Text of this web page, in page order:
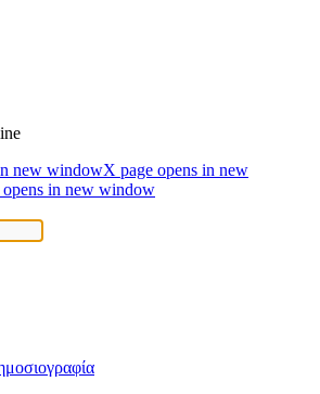
new windowX page opens in new
opens in new window